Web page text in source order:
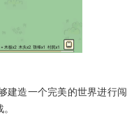
建造一个完美的世界进行闯